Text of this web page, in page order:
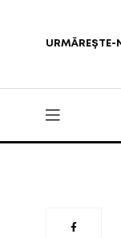
URMĂREȘTE-